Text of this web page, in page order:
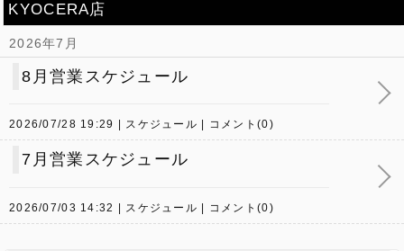
KYOCERA店
2026年7月
8月営業スケジュール
2026/07/28 19:29 スケジュール コメント(0)
7月営業スケジュール
2026/07/03 14:32 スケジュール コメント(0)